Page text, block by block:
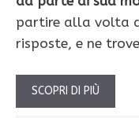
partire alla volta
risposte, e ne
SCOPRI DI PIÙ